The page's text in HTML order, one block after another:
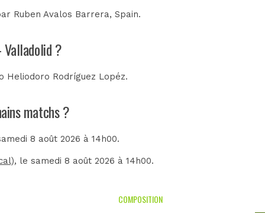
Ruben Avalos Barrera, Spain.
Valladolid ?
Heliodoro Rodríguez Lopéz.
matchs ?
8 août 2026 à 14h00.
, le samedi 8 août 2026 à 14h00.
COMPOSITION